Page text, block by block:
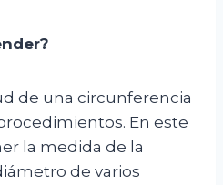
de una circunferencia
En este
la medida de la
de varios